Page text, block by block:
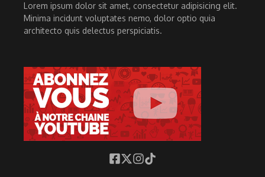
Lorem ipsum dolor sit amet, consectetur adipisicing elit.
Minima incidunt voluptates nemo, dolor optio quia
architecto quis delectus perspiciatis.